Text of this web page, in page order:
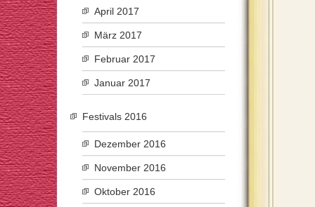
April 2017
März 2017
Februar 2017
Januar 2017
Festivals 2016
Dezember 2016
November 2016
Oktober 2016